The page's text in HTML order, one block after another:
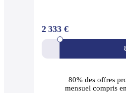
2 333 €
80% des offres
mensuel compris